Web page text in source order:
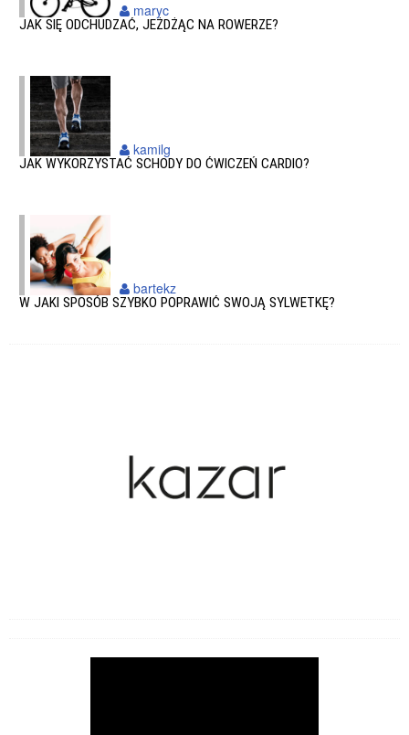
JAK SIĘ ODCHUDZAĆ, JEŻDŻĄC NA ROWERZE?
maryc
JAK WYKORZYSTAĆ SCHODY DO ĆWICZEŃ CARDIO?
kamilg
W JAKI SPOSÓB SZYBKO POPRAWIĆ SWOJĄ SYLWETKĘ?
bartekz